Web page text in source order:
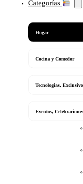
Categorías
Hogar
Cocina y Comedor
Tecnologias,
Eventos,